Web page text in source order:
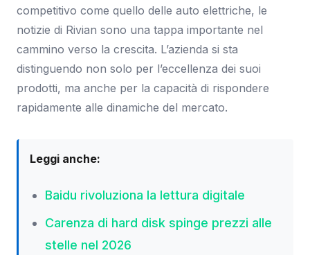
competitivo come quello delle auto elettriche, le
notizie di Rivian sono una tappa importante nel
cammino verso la crescita. L’azienda si sta
distinguendo non solo per l’eccellenza dei suoi
prodotti, ma anche per la capacità di rispondere
rapidamente alle dinamiche del mercato.
Leggi anche:
Baidu rivoluziona la lettura digitale
Carenza di hard disk spinge prezzi alle
stelle nel 2026